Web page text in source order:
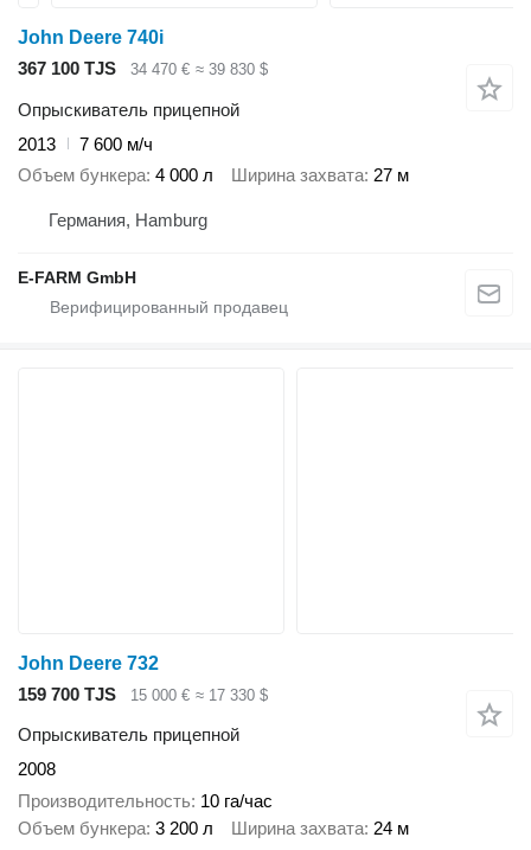
John Deere 740i
367 100 TJS
34 470 € ≈ 39 830 $
Опрыскиватель прицепной
2013
7 600 м/ч
Объем бункера 4 000 л Ширина захвата 27 м
Германия, Hamburg
E-FARM GmbH
John Deere 732
159 700 TJS
15 000 € ≈ 17 330 $
Опрыскиватель прицепной
2008
Производительность 10 га/час
Объем бункера 3 200 л Ширина захвата 24 м